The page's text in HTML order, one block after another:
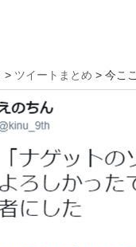
> ツイートまとめ > 今こ